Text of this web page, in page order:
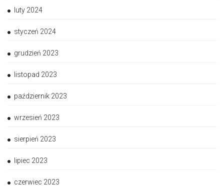
luty 2024
styczeń 2024
grudzień 2023
listopad 2023
październik 2023
wrzesień 2023
sierpień 2023
lipiec 2023
czerwiec 2023